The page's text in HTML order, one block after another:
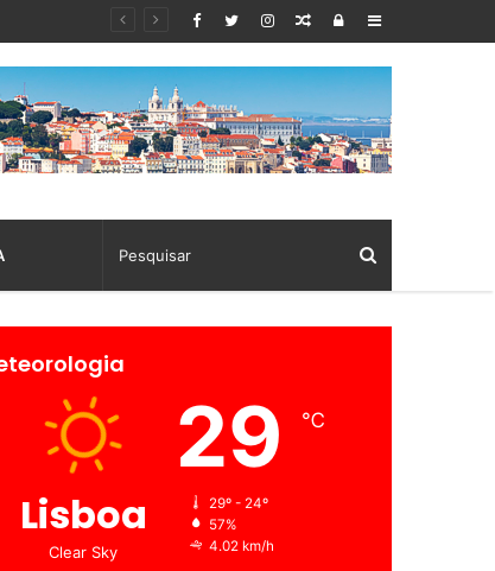
Sidebar
Log
Random
Lisboa
Clear Sky
29 ℃
29º - 24º
57%
4.02 km/h